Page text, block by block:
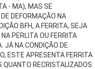
- MA), MAS SE
DEFORMAÇÃO NA
BFH, A FERRITA, SEJA
PERLITA OU FERRITA
JÁ NA CONDIÇÃO DE
ESTE APRESENTA FERRITA
QUANTO RECRISTALIZADOS